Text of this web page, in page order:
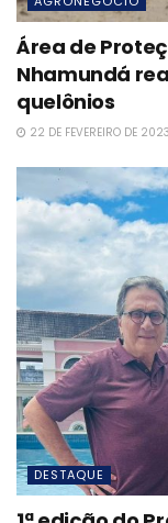
Área de
Nhamundá
quelônios
22 DE FEVEREIRO DE 2023
DESTAQUE